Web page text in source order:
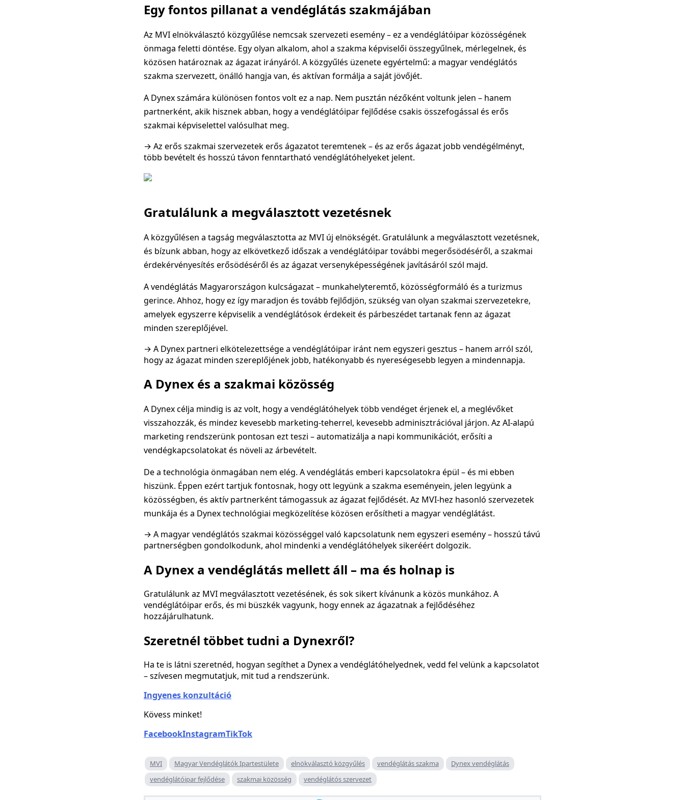
Egy fontos pillanat a vendéglátás szakmájában
Az MVI elnökválasztó közgyűlése nemcsak szervezeti esemény – ez a vendéglátóipar közösségének
önmaga feletti döntése. Egy olyan alkalom, ahol a szakma képviselői összegyűlnek, mérlegelnek, és
közösen határoznak az ágazat irányáról. A közgyűlés üzenete egyértelmű: a magyar vendéglátós
szakma szervezett, önálló hangja van, és aktívan formálja a saját jövőjét.
A Dynex számára különösen fontos volt ez a nap. Nem pusztán nézőként voltunk jelen – hanem
partnerként, akik hisznek abban, hogy a vendéglátóipar fejlődése csakis összefogással és erős
szakmai képviselettel valósulhat meg.
→ Az erős szakmai szervezetek erős ágazatot teremtenek – és az erős ágazat jobb vendégélményt,
több bevételt és hosszú távon fenntartható vendéglátóhelyeket jelent.
Gratulálunk a megválasztott vezetésnek
A közgyűlésen a tagság megválasztotta az MVI új elnökségét. Gratulálunk a megválasztott vezetésnek,
és bízunk abban, hogy az elkövetkező időszak a vendéglátóipar további megerősödéséről, a szakmai
érdekérvényesítés erősödéséről és az ágazat versenyképességének javításáról szól majd.
A vendéglátás Magyarországon kulcságazat – munkahelyteremtő, közösségformáló és a turizmus
gerince. Ahhoz, hogy ez így maradjon és tovább fejlődjön, szükség van olyan szakmai szervezetekre,
amelyek egyszerre képviselik a vendéglátósok érdekeit és párbeszédet tartanak fenn az ágazat
minden szereplőjével.
→ A Dynex partneri elkötelezettsége a vendéglátóipar iránt nem egyszeri gesztus – hanem arról szól,
hogy az ágazat minden szereplőjének jobb, hatékonyabb és nyereségesebb legyen a mindennapja.
A Dynex és a szakmai közösség
A Dynex célja mindig is az volt, hogy a vendéglátóhelyek több vendéget érjenek el, a meglévőket
visszahozzák, és mindez kevesebb marketing-teherrel, kevesebb adminisztrációval járjon. Az AI-alapú
marketing rendszerünk pontosan ezt teszi – automatizálja a napi kommunikációt, erősíti a
vendégkapcsolatokat és növeli az árbevételt.
De a technológia önmagában nem elég. A vendéglátás emberi kapcsolatokra épül – és mi ebben
hiszünk. Éppen ezért tartjuk fontosnak, hogy ott legyünk a szakma eseményein, jelen legyünk a
közösségben, és aktív partnerként támogassuk az ágazat fejlődését. Az MVI-hez hasonló szervezetek
munkája és a Dynex technológiai megközelítése közösen erősítheti a magyar vendéglátást.
→ A magyar vendéglátós szakmai közösséggel való kapcsolatunk nem egyszeri esemény – hosszú távú
partnerségben gondolkodunk, ahol mindenki a vendéglátóhelyek sikeréért dolgozik.
A Dynex a vendéglátás mellett áll – ma és holnap is
Gratulálunk az MVI megválasztott vezetésének, és sok sikert kívánunk a közös munkához. A
vendéglátóipar erős, és mi büszkék vagyunk, hogy ennek az ágazatnak a fejlődéséhez
hozzájárulhatunk.
Szeretnél többet tudni a Dynexről?
Ha te is látni szeretnéd, hogyan segíthet a Dynex a vendéglátóhelyednek, vedd fel velünk a kapcsolatot
– szívesen megmutatjuk, mit tud a rendszerünk.
Ingyenes konzultáció
Kövess minket!
FacebookInstagramTikTok
MVI Magyar Vendéglátók Ipartestülete elnökválasztó közgyűlés vendéglátás szakma
Dynex vendéglátás
vendéglátóipar fejlődése
szakmai közösség vendéglátós szervezet